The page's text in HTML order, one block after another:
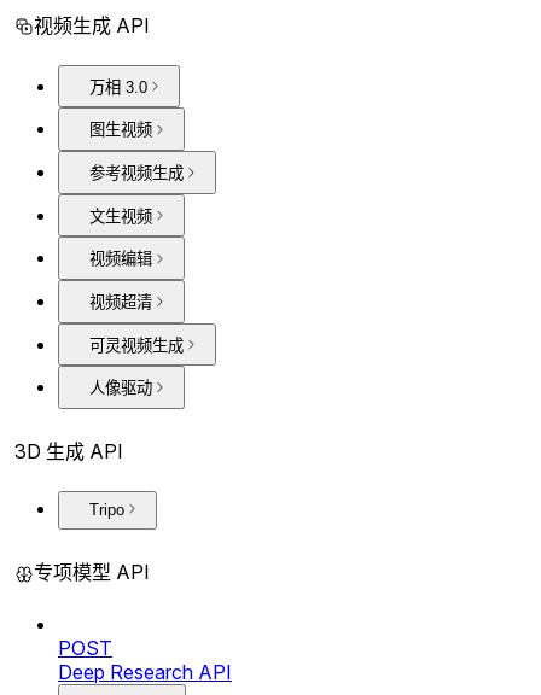
视频生成 API
万相 3.0
图生视频
参考视频生成
文生视频
视频编辑
视频超清
可灵视频生成
人像驱动
3D 生成 API
Tripo
专项模型 API
POST
Deep Research API